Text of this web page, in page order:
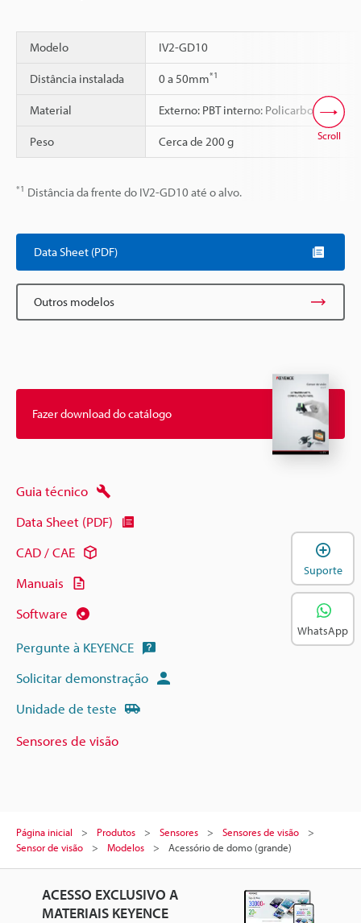
Modelo IV2-GD10
Distância instalada 0 a 50mm*1
Material Externo: PBT interno: Policarbonato
Peso Cerca de 200 g
*1 Distância da frente do IV2-GD10 até o alvo.
Scroll
Data Sheet (PDF)
Outros modelos
Fazer download do catálogo
Guia técnico
Data Sheet (PDF)
CAD / CAE
Manuais
Software
Pergunte à KEYENCE
Solicitar demonstração
Unidade de teste
Sensores de visão
Página inicial Produtos Sensores
Sensores de visão
Sensor de visão
Modelos Acessório de domo (grande)
ACESSO EXCLUSIVO A
MATERIAIS KEYENCE
Suporte
WhatsApp